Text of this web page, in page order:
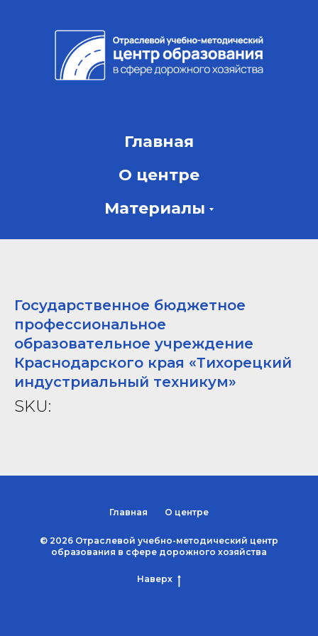
Главная
О центре
Материалы
Государственное бюджетное
профессиональное
образовательное учреждение
Краснодарского края «Тихорецкий
индустриальный техникум»
SKU:
Главная О центре
© 2026 Отраслевой учебно-методический центр
образования в сфере дорожного хозяйства
Наверх